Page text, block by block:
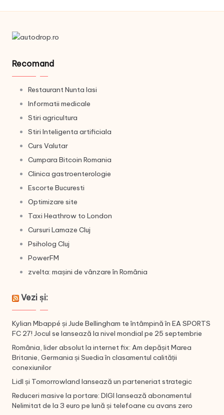
Recomand
Restaurant Nunta Iasi
Informatii medicale
Stiri agricultura
Stiri Inteligenta artificiala
Curs Valutar
Cumpara Bitcoin Romania
Clinica gastroenterologie
Escorte Bucuresti
Optimizare site
Taxi Heathrow to London
Cursuri Lamaze Cluj
Psiholog Cluj
PowerFM
zvelta: mașini de vânzare în România
Vezi și:
Kylian Mbappé și Jude Bellingham te întâmpină în EA SPORTS
FC 27! Jocul se lansează la nivel mondial pe 25 septembrie
România, lider absolut la internet fix: Am depășit Marea
Britanie, Germania și Suedia în clasamentul calității
conexiunilor
Lidl și Tomorrowland lansează un parteneriat strategic
Reduceri masive la portare: DIGI lansează abonamentul
Nelimitat de la 3 euro pe lună și telefoane cu avans zero